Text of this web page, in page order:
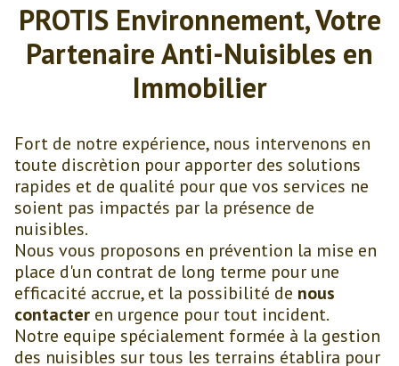
PROTIS Environnement, Votre
Partenaire Anti-Nuisibles en
Immobilier
Fort de notre expérience, nous intervenons en
toute discrètion pour apporter des solutions
rapides et de qualité pour que vos services ne
soient pas impactés par la présence de
nuisibles.
Nous vous proposons en prévention la mise en
place d'un contrat de long terme pour une
efficacité accrue, et la possibilité de nous
contacter en urgence pour tout incident.
Notre equipe spécialement formée à la gestion
des nuisibles sur tous les terrains établira pour